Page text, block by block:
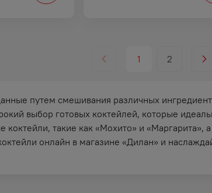
1 2
путем смешивания различных
выбор готовых коктейлей, которые
такие как «Мохито» и «Маргарита»,
онлайн в магазине «Дилан» и